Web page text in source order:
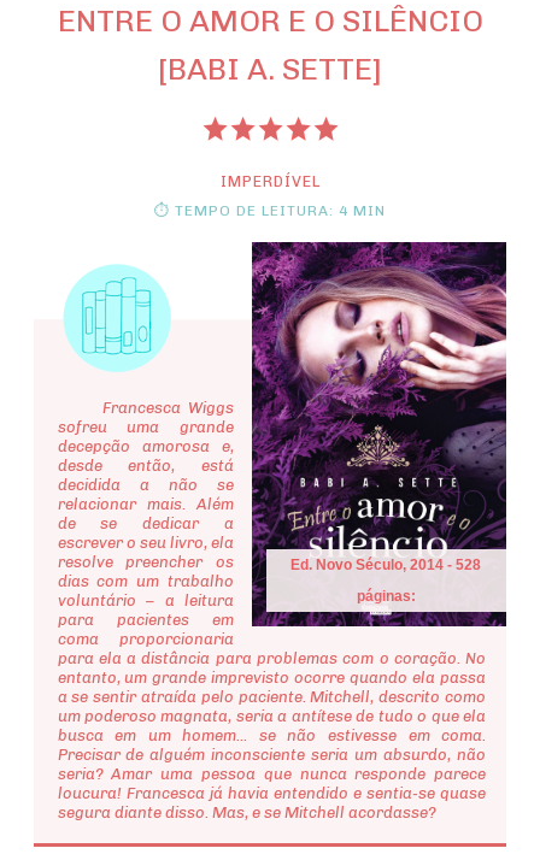
ENTRE O AMOR E O SILÊNCIO
[BABI A. SETTE]
IMPERDÍVEL
⏱ TEMPO DE LEITURA: 4 MIN
Ed. Novo Século, 2014 - 528
páginas:
Francesca Wiggs
sofreu uma grande
decepção amorosa e,
desde então, está
decidida a não se
relacionar mais. Além
de se dedicar a
escrever o seu livro, ela
resolve preencher os
dias com um trabalho
voluntário – a leitura
para pacientes em
coma proporcionaria
para ela a distância para problemas com o coração. No
entanto, um grande imprevisto ocorre quando ela passa
a se sentir atraída pelo paciente. Mitchell, descrito como
um poderoso magnata, seria a antítese de tudo o que ela
busca em um homem... se não estivesse em coma.
Precisar de alguém inconsciente seria um absurdo, não
seria? Amar uma pessoa que nunca responde parece
loucura! Francesca já havia entendido e sentia-se quase
segura diante disso. Mas, e se Mitchell acordasse?